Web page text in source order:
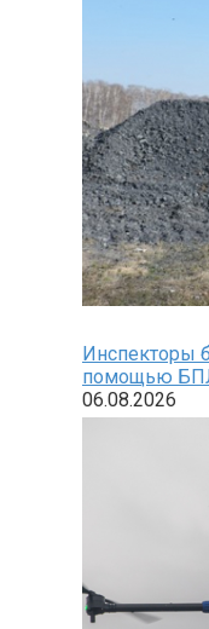
Инспекторы
помощью
06.08.2026